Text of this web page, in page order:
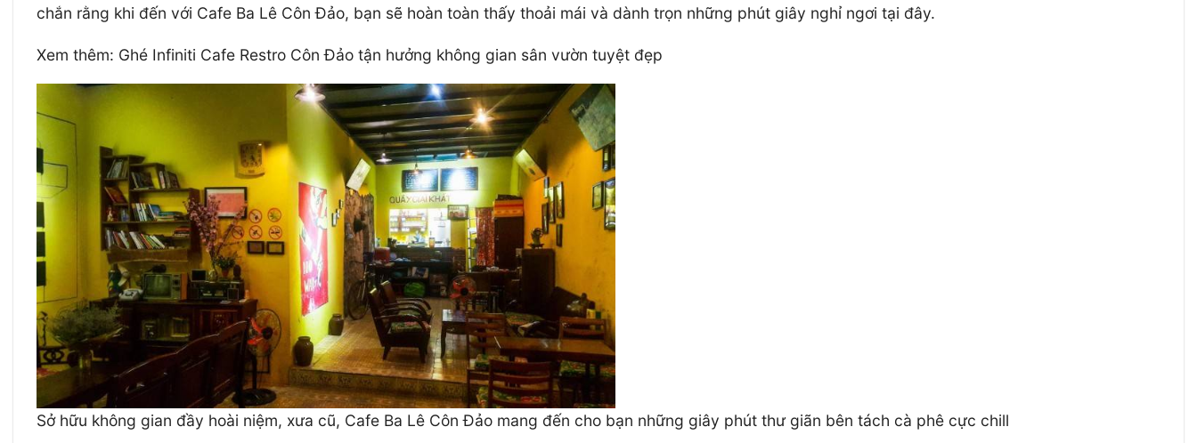
chắn rằng khi đến với Cafe Ba Lê Côn Đảo, bạn sẽ hoàn toàn thấy thoải mái và dành trọn những phút giây nghỉ ngơi tại đây.
Xem thêm: Ghé Infiniti Cafe Restro Côn Đảo tận hưởng không gian sân vườn tuyệt đẹp
Sở hữu không gian đầy hoài niệm, xưa cũ, Cafe Ba Lê Côn Đảo mang đến cho bạn những giây phút thư giãn bên tách cà phê cực chill